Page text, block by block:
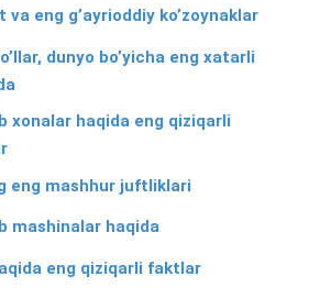
va eng g’ayrioddiy ko’zoynaklar
dunyo bo’yicha eng xatarli
xonalar haqida eng qiziqarli
eng mashhur juftliklari
mashinalar haqida
eng qiziqarli faktlar